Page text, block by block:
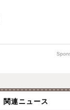
関連ニュース